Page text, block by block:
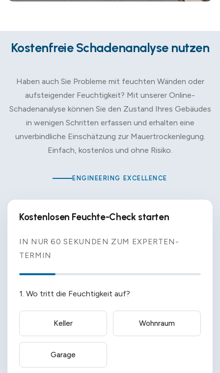
Kostenfreie Schadenanalyse nutzen
Haben auch Sie Probleme mit feuchten Wänden oder
aufsteigender Feuchtigkeit? Mit unserer Online-
Schadenanalyse können Sie den Zustand Ihres Gebäudes
in wenigen Schritten erfassen und erhalten eine
unverbindliche Einschätzung zur Mauertrockenlegung.
Einfach, kostenlos und ohne Risiko.
ENGINEERING EXCELLENCE
Kostenlosen Feuchte-Check starten
IN NUR 60 SEKUNDEN ZUM EXPERTEN-
TERMIN
1. Wo tritt die Feuchtigkeit auf?
Keller Wohnraum
Garage